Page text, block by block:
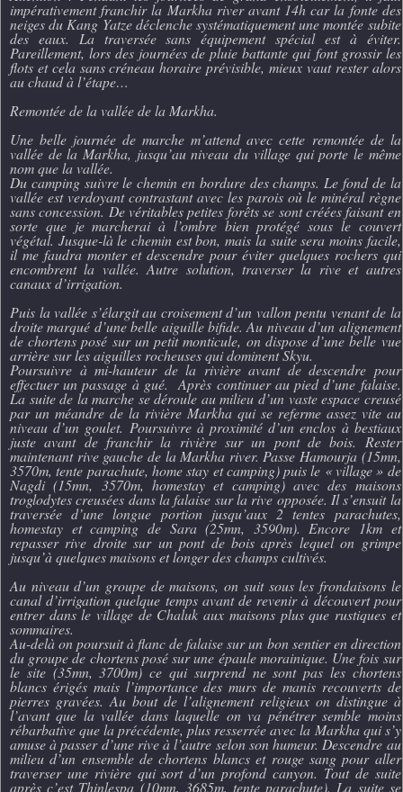
impérativement franchir la Markha river avant 14h car la fonte des
neiges du Kang Yatze déclenche systématiquement une montée subite
des eaux. La traversée sans équipement spécial est à éviter.
Pareillement, lors des journées de pluie battante qui font grossir les
flots et cela sans créneau horaire prévisible, mieux vaut rester alors
au chaud à l’étape…
Remontée de la vallée de la Markha.
Une belle journée de marche m’attend avec cette remontée de la
vallée de la Markha, jusqu’au niveau du village qui porte le même
nom que la vallée.
Du camping suivre le chemin en bordure des champs. Le fond de la
vallée est verdoyant contrastant avec les parois où le minéral règne
sans concession. De véritables petites forêts se sont créées faisant en
sorte que je marcherai à l’ombre bien protégé sous le couvert
végétal. Jusque-là le chemin est bon, mais la suite sera moins facile,
il me faudra monter et descendre pour éviter quelques rochers qui
encombrent la vallée. Autre solution, traverser la rive et autres
canaux d’irrigation.
Puis la vallée s’élargit au croisement d’un vallon pentu venant de la
droite marqué d’une belle aiguille bifide. Au niveau d’un alignement
de chortens posé sur un petit monticule, on dispose d’une belle vue
arrière sur les aiguilles rocheuses qui dominent Skyu.
Poursuivre à mi-hauteur de la rivière avant de descendre pour
effectuer un passage à gué. Après continuer au pied d’une falaise.
La suite de la marche se déroule au milieu d’un vaste espace creusé
par un méandre de la rivière Markha qui se referme assez vite au
niveau d’un goulet. Poursuivre à proximité d’un enclos à bestiaux
juste avant de franchir la rivière sur un pont de bois. Rester
maintenant rive gauche de la Markha river. Passe Hamourja (15mn,
3570m, tente parachute, home stay et camping) puis le « village » de
Nagdi (15mn, 3570m, homestay et camping) avec des maisons
troglodytes creusées dans la falaise sur la rive opposée. Il s’ensuit la
traversée d’une longue portion jusqu’aux 2 tentes parachutes,
homestay et camping de Sara (25mn, 3590m). Encore 1km et
repasser rive droite sur un pont de bois après lequel on grimpe
jusqu’à quelques maisons et longer des champs cultivés.
Au niveau d’un groupe de maisons, on suit sous les frondaisons le
canal d’irrigation quelque temps avant de revenir à découvert pour
entrer dans le village de Chaluk aux maisons plus que rustiques et
sommaires.
Au-delà on poursuit à flanc de falaise sur un bon sentier en direction
du groupe de chortens posé sur une épaule morainique. Une fois sur
le site (35mn, 3700m) ce qui surprend ne sont pas les chortens
blancs érigés mais l’importance des murs de manis recouverts de
pierres gravées. Au bout de l’alignement religieux on distingue à
l’avant que la vallée dans laquelle on va pénétrer semble moins
rébarbative que la précédente, plus resserrée avec la Markha qui s’y
amuse à passer d’une rive à l’autre selon son humeur. Descendre au
milieu d’un ensemble de chortens blancs et rouge sang pour aller
traverser une rivière qui sort d’un profond canyon. Tout de suite
après c’est Thinlespa (10mn, 3685m, tente parachute). La suite se